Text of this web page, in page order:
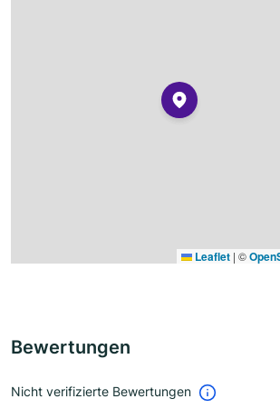
Leaflet | ©
Bewertungen
Nicht verifizierte Bewertungen